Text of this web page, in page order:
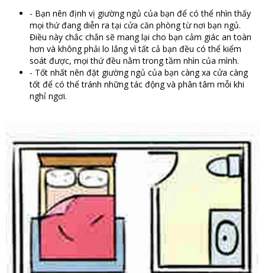
- Bạn nên định vị giường ngủ của bạn để có thể nhìn thấy
mọi thứ đang diễn ra tại cửa căn phòng từ nơi bạn ngủ.
Điều này chắc chắn sẽ mang lại cho bạn cảm giác an toàn
hơn và không phải lo lắng vì tất cả bạn đều có thể kiểm
soát được, mọi thứ đều nằm trong tầm nhìn của mình.
- Tốt nhất nên đặt giường ngủ của bạn càng xa cửa càng
tốt để có thể tránh những tác động và phân tâm mỗi khi
nghỉ ngơi.